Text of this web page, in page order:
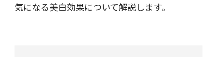
気になる美白効果について解説します。